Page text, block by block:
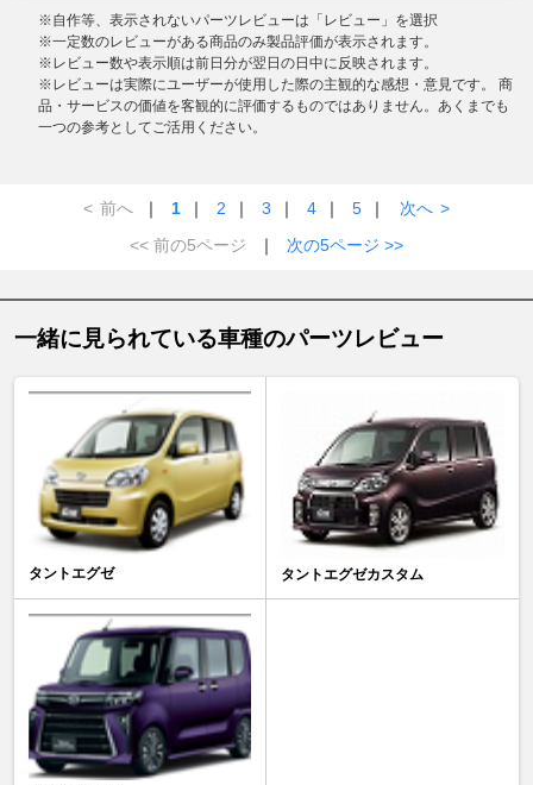
※自作等、表示されないパーツレビューは「レビュー」を選択
※一定数のレビューがある商品のみ製品評価が表示されます。
※レビュー数や表示順は前日分が翌日の日中に反映されます。
※レビューは実際にユーザーが使用した際の主観的な感想・意見です。 商
品・サービスの価値を客観的に評価するものではありません。あくまでも
一つの参考としてご活用ください。
< 前へ ｜ 1 ｜ 2 ｜ 3 ｜ 4 ｜ 5 ｜ 次へ >
<< 前の5ページ
｜ 次の5ページ >>
一緒に見られている車種のパーツレビュー
タントエグゼ タントエグゼカスタム